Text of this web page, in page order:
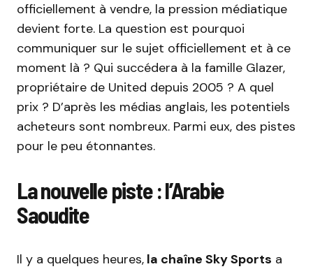
officiellement à vendre, la pression médiatique
devient forte. La question est pourquoi
communiquer sur le sujet officiellement et à ce
moment là ? Qui succédera à la famille Glazer,
propriétaire de United depuis 2005 ? A quel
prix ? D’après les médias anglais, les potentiels
acheteurs sont nombreux. Parmi eux, des pistes
pour le peu étonnantes.
La nouvelle piste :l’Arabie
Saoudite
Il y a quelques heures, la chaîne Sky Sports a